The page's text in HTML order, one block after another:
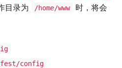
目录为 /home/www
时，将会
config